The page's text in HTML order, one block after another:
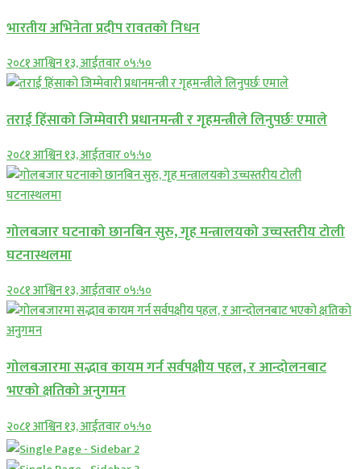
भारतीय अभिनेता प्रदीप रावतको निधन
२०८१ आश्विन १३, आईतवार ०५:५०
तराई हिंसाको जिम्मेवारी प्रधानमन्त्री र गृहमन्त्रीले लिनुपर्छः एमाले
२०८१ आश्विन १३, आईतवार ०५:५०
गोलबजार घटनाको छानबिन सुरु, गृह मन्त्रालयको उच्चस्तरीय टोली
घटनास्थलमा
२०८१ आश्विन १३, आईतवार ०५:५०
गोलबजारमा सद्भाव कायम गर्न सर्वपक्षीय पहल, र आन्दोलनबाट
भएको क्षतिको अनुगमन
२०८१ आश्विन १३, आईतवार ०५:५०